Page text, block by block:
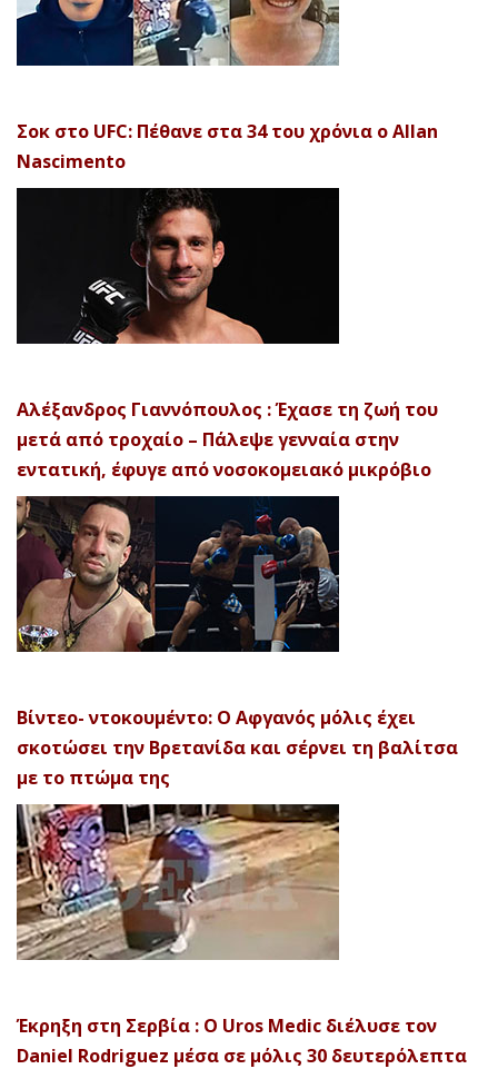
Σοκ στο UFC: Πέθανε στα 34 του χρόνια ο Allan
Nascimento
Αλέξανδρος Γιαννόπουλος : Έχασε τη ζωή του
μετά από τροχαίο – Πάλεψε γενναία στην
εντατική, έφυγε από νοσοκομειακό μικρόβιο
Βίντεο- ντοκουμέντο: Ο Αφγανός μόλις έχει
σκοτώσει την Βρετανίδα και σέρνει τη βαλίτσα
με το πτώμα της
Έκρηξη στη Σερβία : Ο Uros Medic διέλυσε τον
Daniel Rodriguez μέσα σε μόλις 30 δευτερόλεπτα